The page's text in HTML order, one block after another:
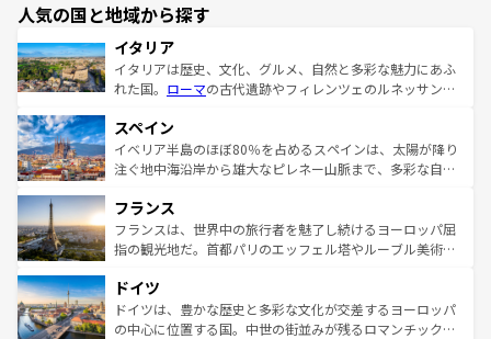
人気の国と地域から探す
イタリア
イタリアは歴史、文化、グルメ、自然と多彩な魅力にあふ
れた国。 ローマの古代遺跡やフィレンツェのルネッサンス
ろん、トスカーナの美しい田園風景やアマルフィ海岸の絶
景など、自然景観も見逃せない。観光の合間には、本場の
ピザやパスタなど、絶品のイタリア料理を堪能することも
ませてくれるイタリアで、忘れられない旅をしてみよう！
なお、新着のイタリア情報はコンテンツ一覧 を参照してほ
しい。
スペイン
イベリア半島のほぼ80％を占めるスペインは、太陽が降り
注ぐ地中海沿岸から雄大なピレネー山脈まで、多彩な自然
文化が根付くこの国では、情熱的なフラメンコ、熱気あふ
れる闘牛、そして美味しいタパスが生活の一部となってい
る。首都マドリードの洗練された雰囲気や、バルセロナの
の城塞都市、穏やかなビーチリゾートまで多彩な表情を見
せる。地方によって風土や気候が異なるスペインはその個
性で訪れる人を魅了する。 なお、新着のスペイン情報はコ
フランス
フランスは、世界中の旅行者を魅了し続けるヨーロッパ屈
指の観光地だ。首都パリのエッフェル塔やルーブル美術館
で、幅広い魅力が詰まっている。華麗な宮殿、歴史的な大
聖堂、美しいビーチ、そして豊かな自然が、訪れる者を心
から魅了する。また、フランスは美食の国としても知ら
ドイツ
ドイツは、豊かな歴史と多彩な文化が交差するヨーロッパ
の中心に位置する国。中世の街並みが残るロマンチック街